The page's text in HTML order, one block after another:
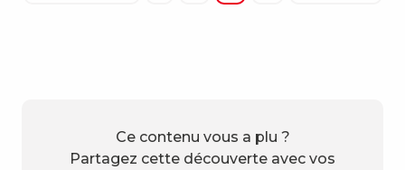
Ce contenu vous a plu ?
Partagez cette découverte avec vos